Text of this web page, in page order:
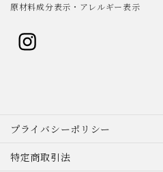
原材料成分表示・アレルギー表示
プライバシーポリシー
特定商取引法